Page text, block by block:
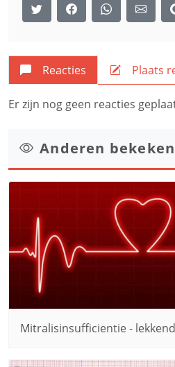
Reacties Plaats
Er zijn nog geen reacties
Anderen
Mitralisinsufficientie -